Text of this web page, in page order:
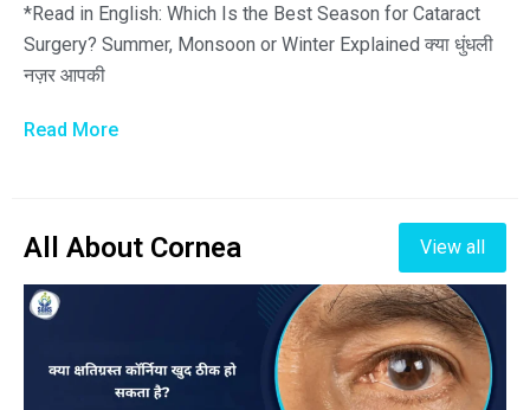
*Read in English: Which Is the Best Season for Cataract
Surgery? Summer, Monsoon or Winter Explained क्या धुंधली
नज़र आपकी
Read More
All About Cornea View all